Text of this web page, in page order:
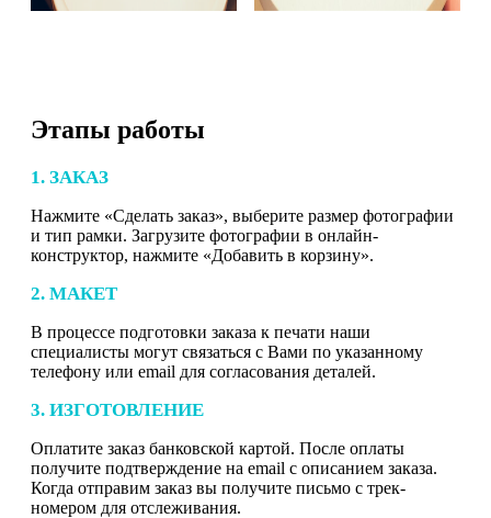
Этапы работы
1. ЗАКАЗ
Нажмите «Сделать заказ», выберите размер фотографии
и тип рамки. Загрузите фотографии в онлайн-
конструктор, нажмите «Добавить в корзину».
2. МАКЕТ
В процессе подготовки заказа к печати наши
специалисты могут связаться с Вами по указанному
телефону или email для согласования деталей.
3. ИЗГОТОВЛЕНИЕ
Оплатите заказ банковской картой. После оплаты
получите подтверждение на email с описанием заказа.
Когда отправим заказ вы получите письмо с трек-
номером для отслеживания.